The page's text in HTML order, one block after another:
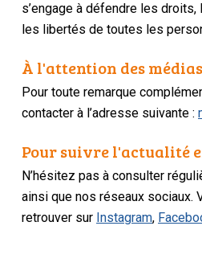
s’engage à défendre les
les libertés de toutes les
À l'attention des médias
Pour toute remarque
contacter à l’adresse suivante :
Pour suivre l'actualité
N’hésitez pas à consulter
ainsi que nos réseaux sociaux.
retrouver sur Instagram,